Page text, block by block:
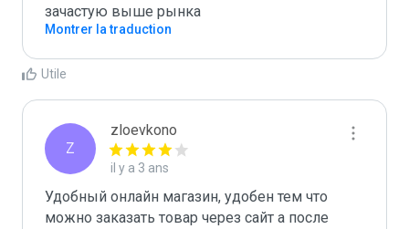
зачастую выше рынка
Montrer la traduction
Utile
Z
zloevkono
il y a 3 ans
Удобный онлайн магазин, удобен тем что
можно заказать товар через сайт а после